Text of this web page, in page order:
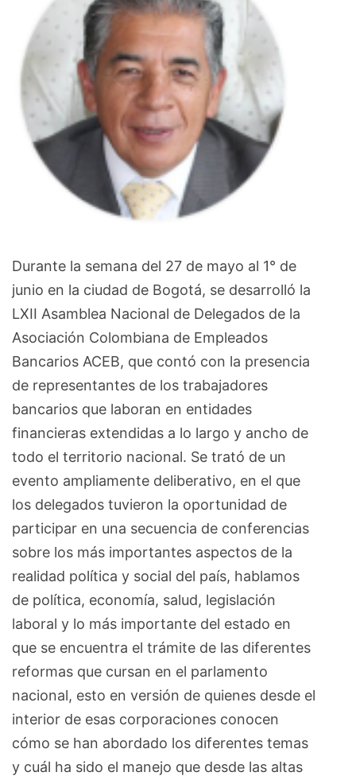
Durante la semana del 27 de mayo al 1° de
junio en la ciudad de Bogotá, se desarrolló la
LXII Asamblea Nacional de Delegados de la
Asociación Colombiana de Empleados
Bancarios ACEB, que contó con la presencia
de representantes de los trabajadores
bancarios que laboran en entidades
financieras extendidas a lo largo y ancho de
todo el territorio nacional. Se trató de un
evento ampliamente deliberativo, en el que
los delegados tuvieron la oportunidad de
participar en una secuencia de conferencias
sobre los más importantes aspectos de la
realidad política y social del país, hablamos
de política, economía, salud, legislación
laboral y lo más importante del estado en
que se encuentra el trámite de las diferentes
reformas que cursan en el parlamento
nacional, esto en versión de quienes desde el
interior de esas corporaciones conocen
cómo se han abordado los diferentes temas
y cuál ha sido el manejo que desde las altas